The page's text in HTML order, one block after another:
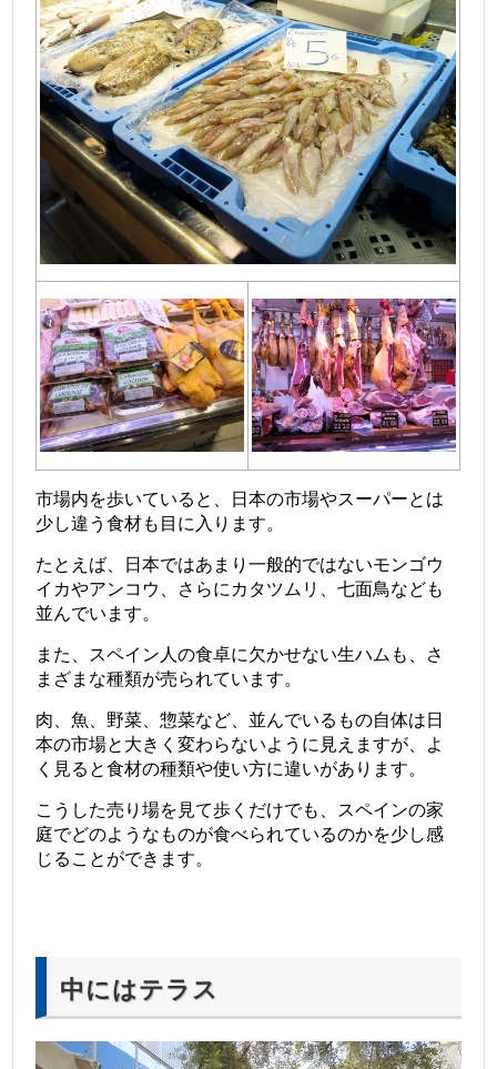
市場内を歩いていると、日本の市場やスーパーとは
少し違う食材も目に入ります。
たとえば、日本ではあまり一般的ではないモンゴウ
イカやアンコウ、さらにカタツムリ、七面鳥なども
並んでいます。
また、スペイン人の食卓に欠かせない生ハムも、さ
まざまな種類が売られています。
肉、魚、野菜、惣菜など、並んでいるもの自体は日
本の市場と大きく変わらないように見えますが、よ
く見ると食材の種類や使い方に違いがあります。
こうした売り場を見て歩くだけでも、スペインの家
庭でどのようなものが食べられているのかを少し感
じることができます。
中にはテラス